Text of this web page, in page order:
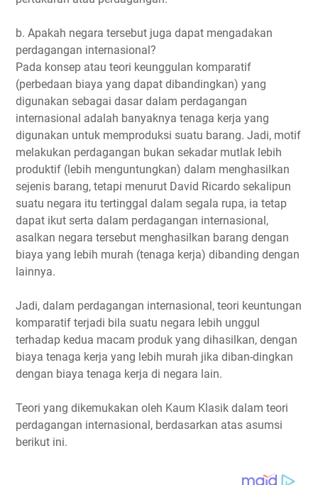
b. Apakah negara tersebut juga dapat mengadakan
perdagangan internasional?
Pada konsep atau teori keunggulan komparatif
(perbedaan biaya yang dapat dibandingkan) yang
digunakan sebagai dasar dalam perdagangan
internasional adalah banyaknya tenaga kerja yang
digunakan untuk memproduksi suatu barang. Jadi, motif
melakukan perdagangan bukan sekadar mutlak lebih
produktif (lebih menguntungkan) dalam menghasilkan
sejenis barang, tetapi menurut David Ricardo sekalipun
suatu negara itu tertinggal dalam segala rupa, ia tetap
dapat ikut serta dalam perdagangan internasional,
asalkan negara tersebut menghasilkan barang dengan
biaya yang lebih murah (tenaga kerja) dibanding dengan
lainnya.
Jadi, dalam perdagangan internasional, teori keuntungan
komparatif terjadi bila suatu negara lebih unggul
terhadap kedua macam produk yang dihasilkan, dengan
biaya tenaga kerja yang lebih murah jika diban-dingkan
dengan biaya tenaga kerja di negara lain.
Teori yang dikemukakan oleh Kaum Klasik dalam teori
perdagangan internasional, berdasarkan atas asumsi
berikut ini.